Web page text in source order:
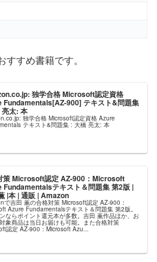
すめ書籍です。
独学合格 Microsoft認定資格
Fundamentals[AZ-900] テキスト&問題集
亮太: 本
独学合格 Microsoft認定資格 Azure
テキスト&問題集 : 大橋 亮太: 本
策 Microsoft認定 AZ-900：Microsoft
Fundamentalsテキスト＆問題集 第2版 |
|本 | 通販 | Amazon
で吉田 薫の合格対策 Microsoft認定 AZ-900：
Azure Fundamentalsテキスト＆問題集 第2版。
ならポイント還元本が多数。吉田 薫作品ほか、お
象商品は当日お届けも可能。また合格対策
認定 AZ-900：Microsoft Azu...